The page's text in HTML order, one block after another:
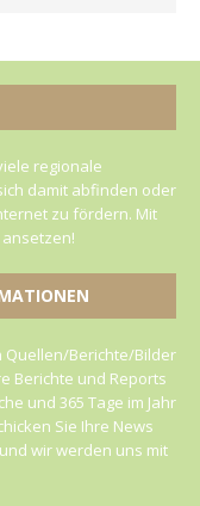
regionale
damit abfinden oder
zu fördern. Mit
Quellen/Berichte/Bilder
Berichte und Reports
und 365 Tage im Jahr
Sie Ihre News
wir werden uns mit